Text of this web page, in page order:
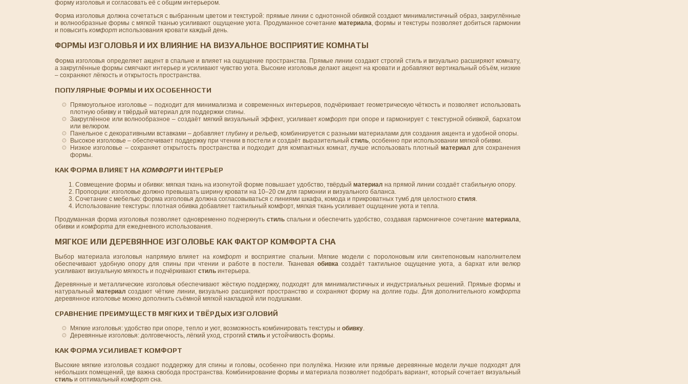
форму изголовья и согласовать её с общим интерьером.
Форма изголовья должна сочетаться с выбранным цветом и текстурой: прямые линии с однотонной обивкой создают минималистичный образ, закруглённые
и волнообразные формы с мягкой тканью усиливают ощущение уюта. Продуманное сочетание материала, формы и текстуры позволяет добиться гармонии
и повысить комфорт использования кровати каждый день.
ФОРМЫ ИЗГОЛОВЬЯ И ИХ ВЛИЯНИЕ НА ВИЗУАЛЬНОЕ ВОСПРИЯТИЕ КОМНАТЫ
Форма изголовья определяет акцент в спальне и влияет на ощущение пространства. Прямые линии создают строгий стиль и визуально расширяют комнату,
а закруглённые формы смягчают интерьер и усиливают чувство уюта. Высокие изголовья делают акцент на кровати и добавляют вертикальный объём, низкие
– сохраняют лёгкость и открытость пространства.
ПОПУЛЯРНЫЕ ФОРМЫ И ИХ ОСОБЕННОСТИ
Прямоугольное изголовье – подходит для минимализма и современных интерьеров, подчёркивает геометрическую чёткость и позволяет использовать
плотную обивку и твёрдый материал для поддержки спины.
Закруглённое или волнообразное – создаёт мягкий визуальный эффект, усиливаеткомфорт при опоре и гармонирует с текстурной обивкой, бархатом
или велюром.
Панельное с декоративными вставками – добавляет глубину и рельеф, комбинируется с разными материалами для создания акцента и удобной опоры.
Высокое изголовье – обеспечивает поддержку при чтении в постели и создаёт выразительный стиль , особенно при использовании мягкой обивки.
Низкое изголовье – сохраняет открытость пространства и подходит для компактных комнат, лучше использовать плотныйматериал для сохранения
формы.
КАК ФОРМА ВЛИЯЕТ НА КОМФОРТИ ИНТЕРЬЕР
Совмещение формы и обивки: мягкая ткань на изогнутой форме повышает удобство, твёрдый материал на прямой линии создаёт стабильную опору.
Пропорции: изголовье должно превышать ширину кровати на 10–20 см для гармонии и визуального баланса.
Сочетание с мебелью: форма изголовья должна согласовываться с линиями шкафа, комода и прикроватных тумб для целостного стиля
Использование текстуры: плотная обивка добавляет тактильный комфорт, мягкая ткань усиливает ощущение уюта и тепла.
Продуманная форма изголовья позволяет одновременно подчеркнуть стильспальни и обеспечить удобство, создавая гармоничное сочетаниематериала
обивки и комфорта для ежедневного использования.
МЯГКОЕ ИЛИ ДЕРЕВЯННОЕ ИЗГОЛОВЬЕ КАК ФАКТОР КОМФОРТА СНА
Выбор материала изголовья напрямую влияет на комфорт и восприятие спальни. Мягкие модели с поролоновым или синтепоновым наполнителем
обеспечивают удобную опору для спины при чтении и работе в постели. Тканевая обивкасоздаёт тактильное ощущение уюта, а бархат или велюр
усиливают визуальную мягкость и подчёркивают стиль интерьера.
Деревянные и металлические изголовья обеспечивают жёсткую поддержку, подходят для минималистичных и индустриальных решений. Прямые формы и
натуральный материал создают чёткие линии, визуально расширяют пространство и сохраняют форму на долгие годы. Для дополнительного комфорта
деревянное изголовье можно дополнить съёмной мягкой накладкой или подушками.
СРАВНЕНИЕ ПРЕИМУЩЕСТВ МЯГКИХ И ТВЁРДЫХ ИЗГОЛОВИЙ
Мягкие изголовья: удобство при опоре, тепло и уют, возможность комбинировать текстуры и обивку.
Деревянные изголовья: долговечность, лёгкий уход, строгий стиль и устойчивость формы.
КАК ФОРМА УСИЛИВАЕТ КОМФОРТ
Высокие мягкие изголовья создают поддержку для спины и головы, особенно при полулёжа. Низкие или прямые деревянные модели лучше подходят для
небольших помещений, где важна свобода пространства. Комбинирование формы и материала позволяет подобрать вариант, который сочетает визуальный
стиль и оптимальный комфорт сна.